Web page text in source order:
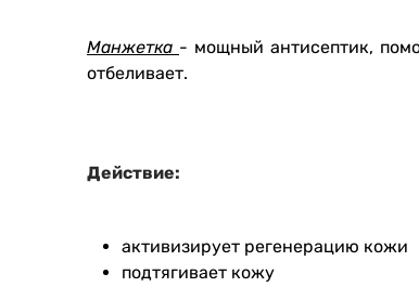
Манжетка - мощный антисептик,
отбеливает.
Действие:
активизирует регенерацию кожи
подтягивает кожу